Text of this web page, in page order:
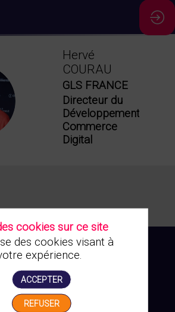
Hervé
COURAU
GLS FRANCE
Directeur du
Développement
Commerce
Digital
Gérer mes cookies
cookies sur ce site
des cookies visant à
expérience.
ACCEPTER
REFUSER